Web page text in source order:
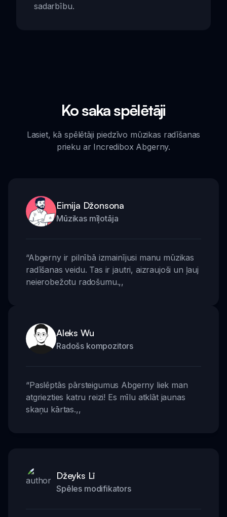
sadarbību.
Ko saka spēlētāji
Lasiet, kā spēlētāji piedzīvo mūzikas radīšanas
prieku ar Incredibox Abgerny.
Eimija Džonsona
Mūzikas mīļotāja
“Abgerny ir pilnībā izmainījusi manu mūzikas
radīšanas veidu. Tas ir jautri, aizraujoši un ļauj
neierobežotu radošumu.,,
Aleks Wu
Radošs kompozitors
“Paslēptās pārsteigumus Abgerny liek man
atgriezties katru reizi! Es mīlu atklāt jaunas
skaņu kārtas.,,
Džeyks Lī
Spēles modifikators